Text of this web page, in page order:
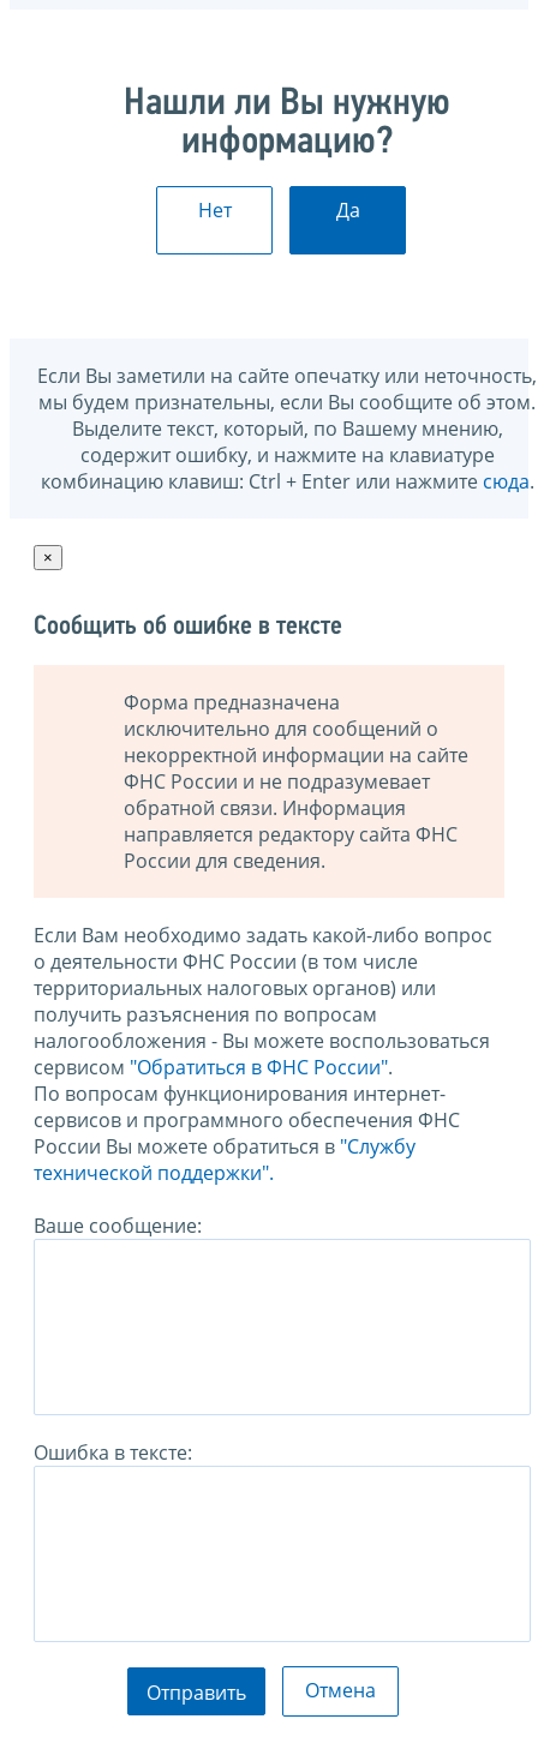
Нашли ли Вы нужную
информацию?
Нет Да
Если Вы заметили на сайте опечатку или неточность,
мы будем признательны, если Вы сообщите об этом.
Выделите текст, который, по Вашему мнению,
содержит ошибку, и нажмите на клавиатуре
комбинацию клавиш: Ctrl + Enter или нажмите сюда.
×
Сообщить об ошибке в тексте
Форма предназначена
исключительно для сообщений о
некорректной информации на сайте
ФНС России и не подразумевает
обратной связи. Информация
направляется редактору сайта ФНС
России для сведения.
Если Вам необходимо задать какой-либо вопрос
о деятельности ФНС России (в том числе
территориальных налоговых органов) или
получить разъяснения по вопросам
налогообложения - Вы можете воспользоваться
сервисом "Обратиться в ФНС России".
По вопросам функционирования интернет-
сервисов и программного обеспечения ФНС
России Вы можете обратиться в "Службу
технической поддержки".
Ваше сообщение:
Ошибка в тексте:
Отправить Отмена